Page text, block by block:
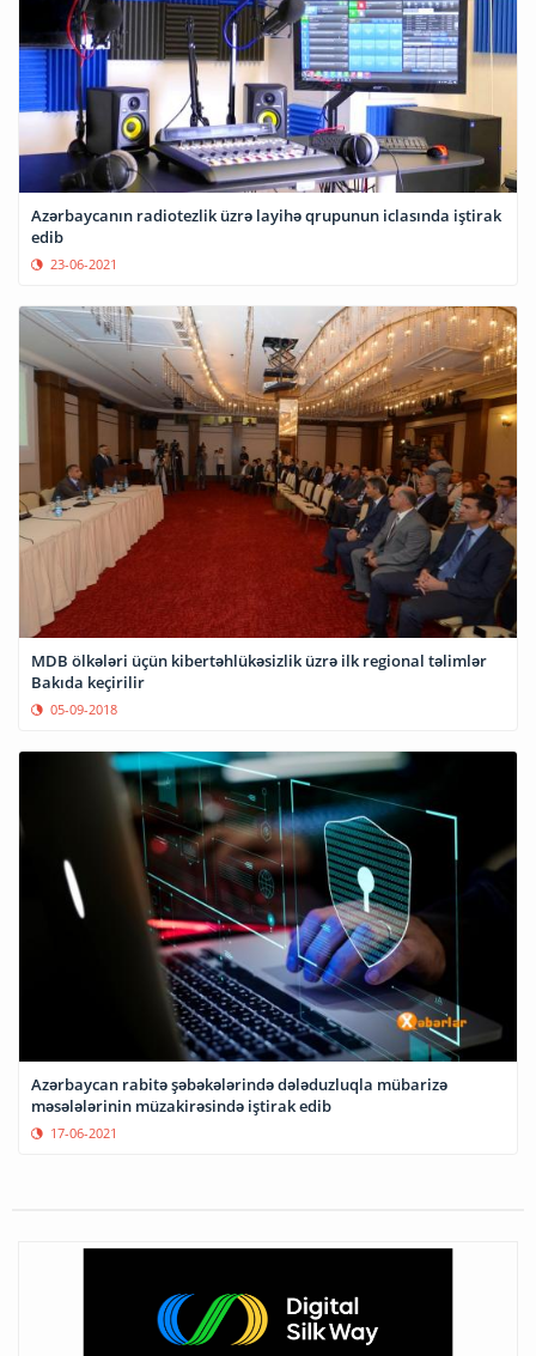
Azərbaycanın radiotezlik üzrə layihə qrupunun iclasında iştirak
edib
23-06-2021
MDB ölkələri üçün kibertəhlükəsizlik üzrə ilk regional təlimlər
Bakıda keçirilir
05-09-2018
Azərbaycan rabitə şəbəkələrində dələduzluqla mübarizə
məsələlərinin müzakirəsində iştirak edib
17-06-2021